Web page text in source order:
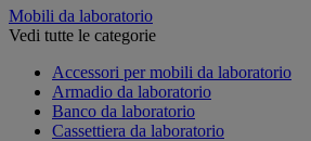
Mobili da laboratorio
Vedi tutte le categorie
Accessori per mobili da laboratorio
Armadio da laboratorio
Banco da laboratorio
Cassettiera da laboratorio